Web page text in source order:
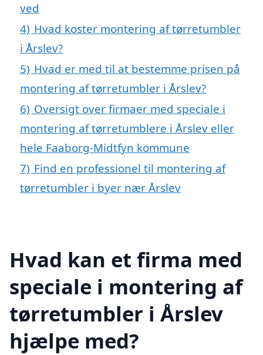
ved
4) Hvad koster montering af tørretumbler
i Årslev?
5) Hvad er med til at bestemme prisen på
montering af tørretumbler i Årslev?
6) Oversigt over firmaer med speciale i
montering af tørretumblere i Årslev eller
hele Faaborg-Midtfyn kommune
7) Find en professionel til montering af
tørretumbler i byer nær Årslev
Hvad kan et firma med
speciale i montering af
tørretumbler i Årslev
hjælpe med?